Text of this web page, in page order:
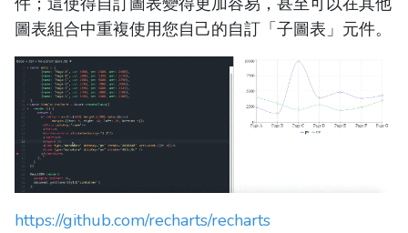
圖表組合中重複使用您自己的自訂「子圖表」元件。
https://github.com/recharts/recharts